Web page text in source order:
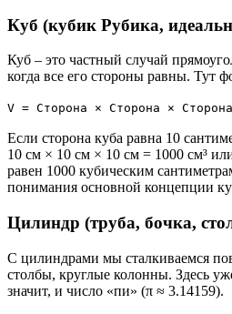
Куб (кубик Рубика,
Куб – это частный случай
когда все его стороны равны. Тут
V = Сторона × Сторона ×
Если сторона куба равна 10
10 см × 10 см × 10 см = 1000 см³
равен 1000 кубическим
понимания основной концепции
Цилиндр (труба, бочка,
С цилиндрами мы сталкиваемся
столбы, круглые колонны. Здесь
значит, и число «пи» (π ≈ 3.14159).